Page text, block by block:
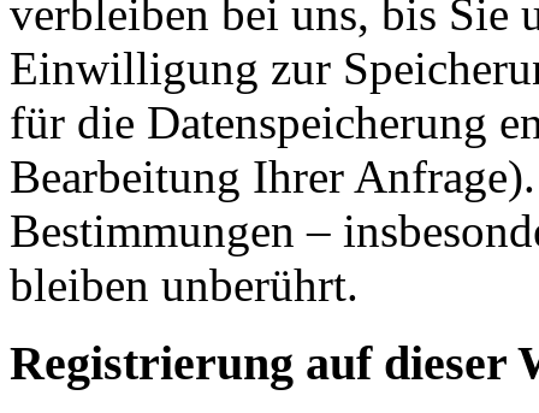
verbleiben bei uns, bis Sie
Einwilligung zur
für die Datenspeicherung
Bearbeitung Ihrer
Bestimmungen –
bleiben unberührt.
Registrierung auf dieser